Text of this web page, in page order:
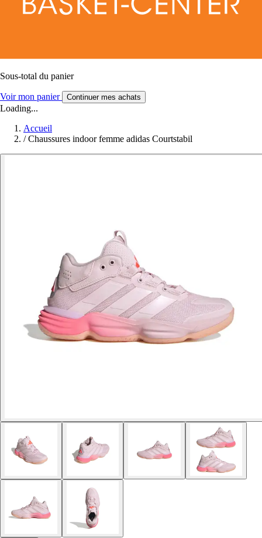
Sous-total du panier
Voir mon panier Continuer mes achats
Loading...
Accueil
/ Chaussures indoor femme adidas Courtstabil